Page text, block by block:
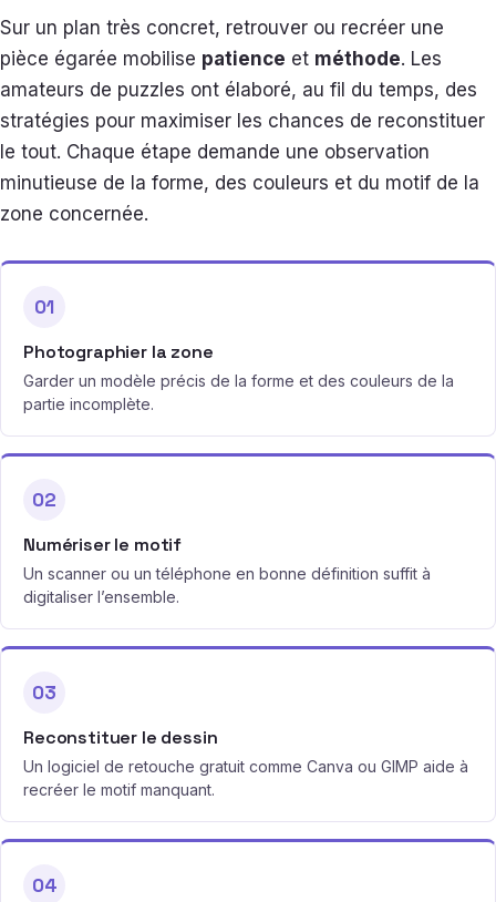
Sur un plan très concret, retrouver ou recréer une
pièce égarée mobilise patience et méthode. Les
amateurs de puzzles ont élaboré, au fil du temps, des
stratégies pour maximiser les chances de reconstituer
le tout. Chaque étape demande une observation
minutieuse de la forme, des couleurs et du motif de la
zone concernée.
01
Photographier la zone
Garder un modèle précis de la forme et des couleurs de la
partie incomplète.
02
Numériser le motif
Un scanner ou un téléphone en bonne définition suffit à
digitaliser l’ensemble.
03
Reconstituer le dessin
Un logiciel de retouche gratuit comme Canva ou GIMP aide à
recréer le motif manquant.
04